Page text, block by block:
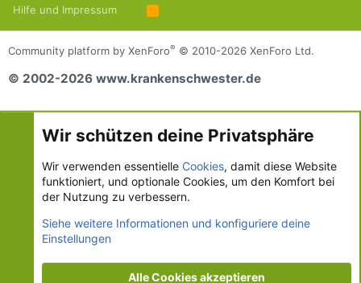
Hilfe und Impressum
R
S
S
Community platform by XenForo® © 2010-2026 XenForo Ltd.
© 2002-2026 www.krankenschwester.de
Wir schützen deine Privatsphäre
Wir verwenden essentielle Cookies, damit diese Website
funktioniert, und optionale Cookies, um den Komfort bei
der Nutzung zu verbessern.
Siehe weitere Informationen und konfiguriere deine
Einstellungen
Alle Cookies akzeptieren